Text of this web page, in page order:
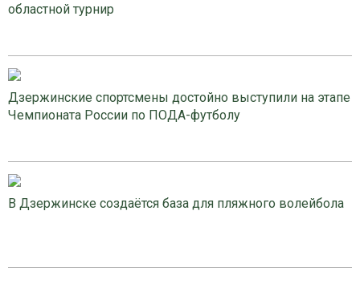
областной турнир
Дзержинские спортсмены достойно выступили на этапе
Чемпионата России по ПОДА-футболу
В Дзержинске создаётся база для пляжного волейбола